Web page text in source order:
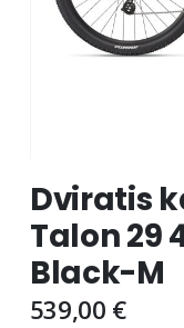
to
the
beginning
of
the
images
Dviratis
Talon 29
Black-M
539,00 €